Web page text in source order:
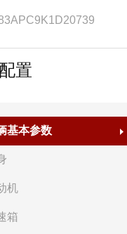
置
基本参数
机
箱